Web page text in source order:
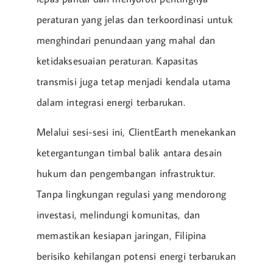
peraturan yang jelas dan terkoordinasi untuk
menghindari penundaan yang mahal dan
ketidaksesuaian peraturan. Kapasitas
transmisi juga tetap menjadi kendala utama
dalam integrasi energi terbarukan.
Melalui sesi-sesi ini, ClientEarth menekankan
ketergantungan timbal balik antara desain
hukum dan pengembangan infrastruktur.
Tanpa lingkungan regulasi yang mendorong
investasi, melindungi komunitas, dan
memastikan kesiapan jaringan, Filipina
berisiko kehilangan potensi energi terbarukan